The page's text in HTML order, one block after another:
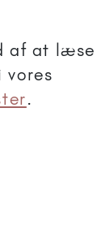
af at læse
.